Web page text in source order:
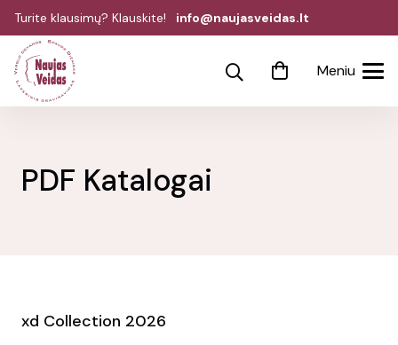
Turite klausimų? Klauskite! info@naujasveidas.lt
Meniu
PDF Katalogai
xd Collection 2026